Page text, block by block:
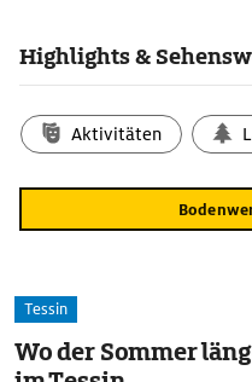
Münchhausenmuseum, das
werden Fahrten auf der
Highlights &
Aktivitäten
Tessin
Wo der Sommer